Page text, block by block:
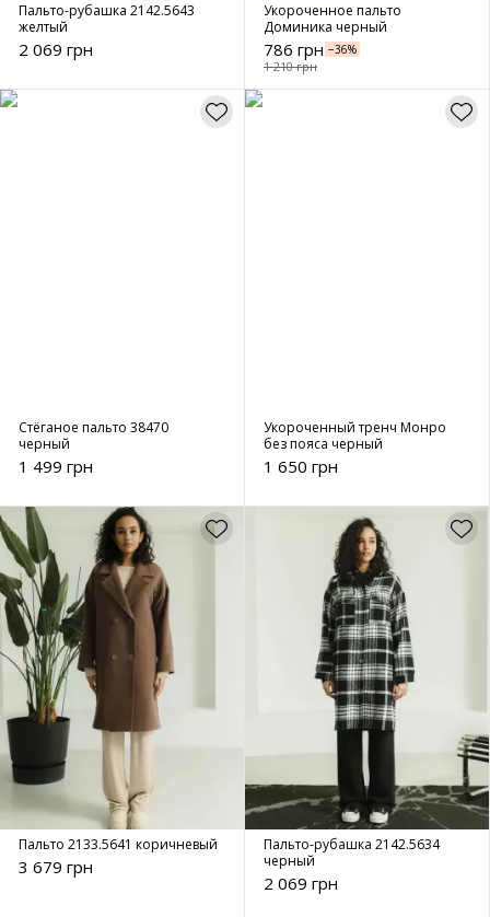
Пальто-рубашка 2142.5643
желтый
2 069 грн
Укороченное пальто
Доминика черный
786 грн
1 210 грн
−36%
Стёганое пальто 38470
черный
1 499 грн
Укороченный тренч Монро
без пояса черный
1 650 грн
Пальто 2133.5641 коричневый
3 679 грн
Пальто-рубашка 2142.5634
черный
2 069 грн